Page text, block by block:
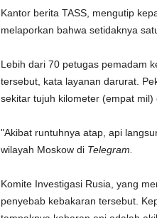
Kantor berita TASS, mengutip
melaporkan bahwa setidaknya
Lebih dari 70 petugas pemadam
tersebut, kata layanan darurat.
sekitar tujuh kilometer (empat mil)
"Akibat runtuhnya atap, api
wilayah Moskow di Telegram.
Komite Investigasi Rusia, yang
penyebab kebakaran tersebut.